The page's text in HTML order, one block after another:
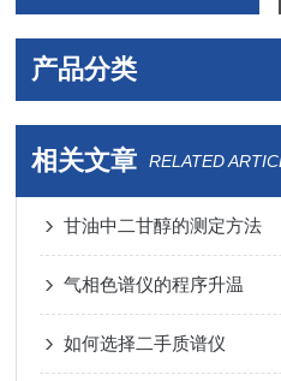
产品分类
相关文章 RELATED
甘油中二甘醇的测定方法
气相色谱仪的程序升温
如何选择二手质谱仪